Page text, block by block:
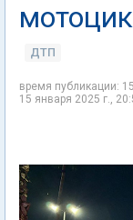
ДТП
время публикации:
15 января 2025 г.,